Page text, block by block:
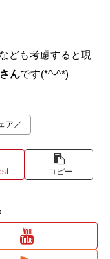
ども考慮すると現
んです(*^-^*)
ア／
コピー